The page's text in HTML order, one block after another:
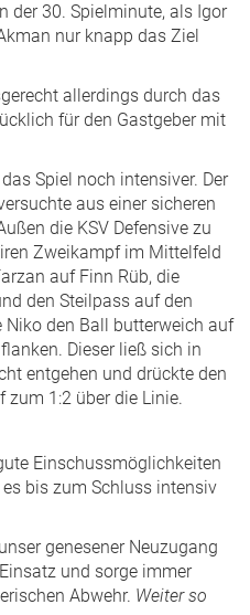
der 30. Spielminute, als Igor
nur knapp das Ziel
allerdings durch das
für den Gastgeber mit
Spiel noch intensiver. Der
aus einer sicheren
die KSV Defensive zu
Zweikampf im Mittelfeld
auf Finn Rüb, die
den Steilpass auf den
den Ball butterweich auf
Dieser ließ sich in
entgehen und drückte den
zum 1:2 über die Linie.
Einschussmöglichkeiten
bis zum Schluss intensiv
genesener Neuzugang
und sorge immer
Abwehr. Weiter so